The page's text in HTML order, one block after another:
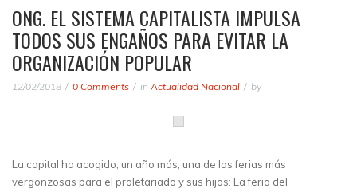
ONG. EL SISTEMA CAPITALISTA IMPULSA
TODOS SUS ENGAÑOS PARA EVITAR LA
ORGANIZACIÓN POPULAR
12/02/2018 0 Comments in Actualidad Nacional by
La capital ha acogido, un año más, una de las ferias más
vergonzosas para el proletariado y sus hijos: La feria del